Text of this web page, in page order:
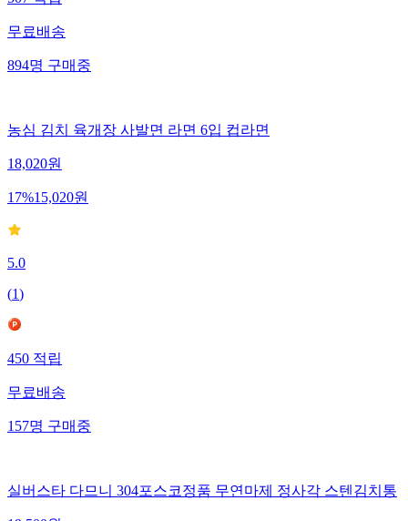
507적립
무료배송
894명구매중
농심 김치 육개장 사발면 라면 6입 컵라면
18,020원
17%15,020원
5.0
(1)
450적립
무료배송
157명구매중
실버스타 다므니 304포스코정품 무연마제 정사각 스텐김치통